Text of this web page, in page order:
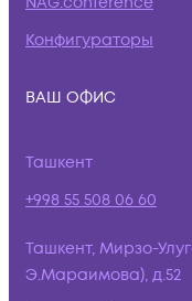
Конфигураторы
ВАШ ОФИС
Ташкент
+998 55 508 06 60
Ташкент, Мирзо-
Э.Мараимова), д.52